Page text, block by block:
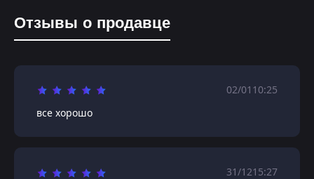
Отзывы о продавце
02/01 10:25
все хорошо
31/1215:27